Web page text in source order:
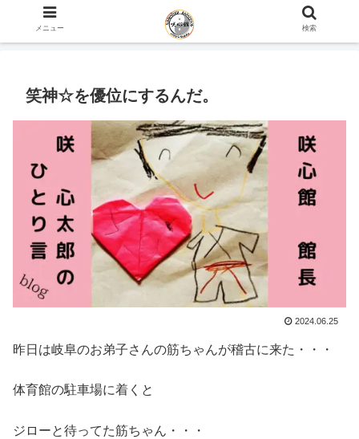
ホーム 咲心館 館長 咲 心太郎のひとり言 blog
笑神☆を優位にするんだ。
2024.06.25
昨日は岐阜のお弟子さんの筋ちゃんが稽古に来た・・・
体育館の駐車場に着くと
ジローと待ってた筋ちゃん・・・
メニュー 検索